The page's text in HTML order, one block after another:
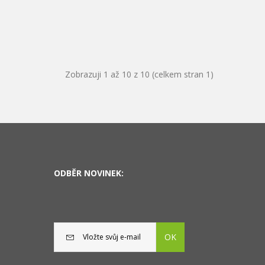
Zobrazuji 1 až 10 z 10 (celkem stran 1)
ODBĚR NOVINEK:
OK